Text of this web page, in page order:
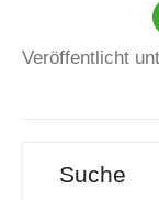
Veröffentlicht
Suche